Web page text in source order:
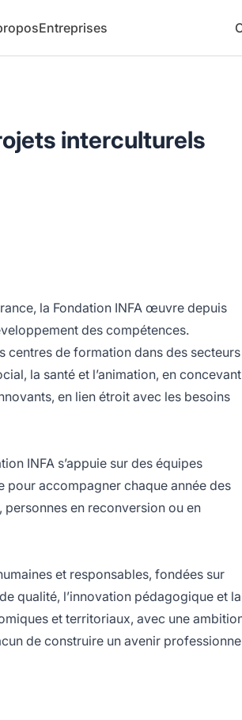
Entreprises
interculturels
la Fondation INFA œuvre depuis
des compétences.
centres de formation dans des secteurs
la santé et l’animation, en concevant
en lien étroit avec les besoins
INFA s’appuie sur des équipes
pour accompagner chaque année des
personnes en reconversion ou en
et responsables, fondées sur
qualité, l’innovation pédagogique et la
et territoriaux, avec une
de construire un avenir